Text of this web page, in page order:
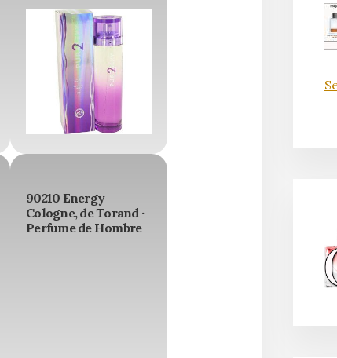
90210 Energy
Cologne, de Torand ·
Perfume de Hombre